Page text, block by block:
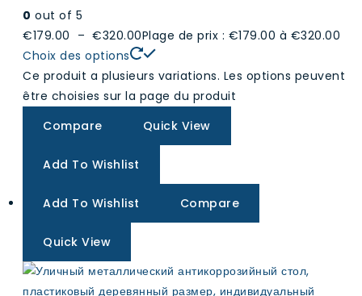
0 out of 5
€179.00 – €320.00Plage de prix : €179.00 à €320.00
Choix des options
Ce produit a plusieurs variations. Les options peuvent
être choisies sur la page du produit
Compare
Quick View
Add To Wishlist
Add To Wishlist Compare
Quick View